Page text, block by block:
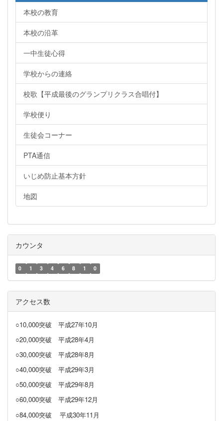
本校の教育
本校の沿革
一中生徒心得
学校からの連絡
校歌【平成最後のグランプリクラス合唱付】
学校便り
生徒会コーナー
PTA通信
いじめ防止基本方針
地図
カウンタ
0 1 3 4 6 8 1 0
アクセス数
○10,000突破 平成27年10月
○20,000突破 平成28年4月
○30,000突破 平成28年8月
○40,000突破 平成29年3月
○50,000突破 平成29年8月
○60,000突破 平成29年12月
○84,000突破
平成30年11月